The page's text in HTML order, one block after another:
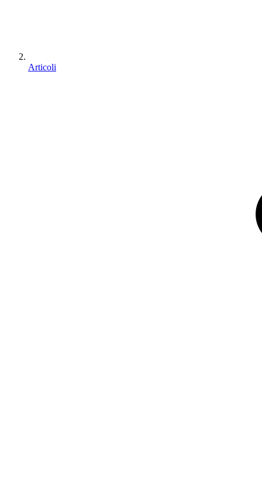
Articoli